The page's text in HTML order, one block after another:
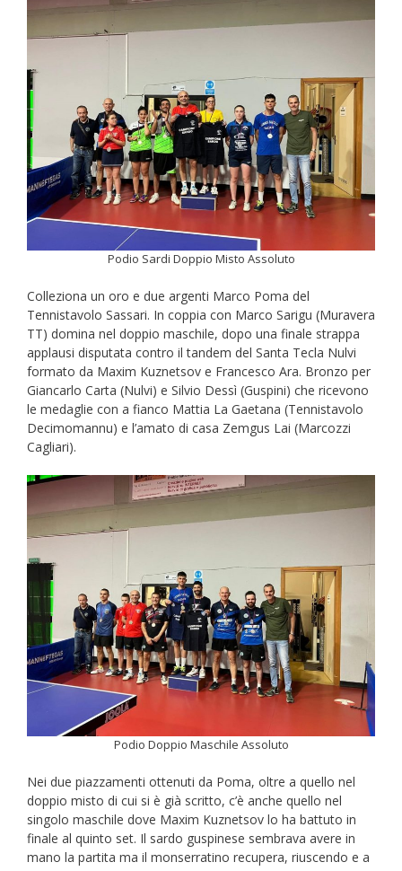
Podio Sardi Doppio Misto Assoluto
Colleziona un oro e due argenti Marco Poma del
Tennistavolo Sassari. In coppia con Marco Sarigu (Muravera
TT) domina nel doppio maschile, dopo una finale strappa
applausi disputata contro il tandem del Santa Tecla Nulvi
formato da Maxim Kuznetsov e Francesco Ara. Bronzo per
Giancarlo Carta (Nulvi) e Silvio Dessì (Guspini) che ricevono
le medaglie con a fianco Mattia La Gaetana (Tennistavolo
Decimomannu) e l’amato di casa Zemgus Lai (Marcozzi
Cagliari).
Podio Doppio Maschile Assoluto
Nei due piazzamenti ottenuti da Poma, oltre a quello nel
doppio misto di cui si è già scritto, c’è anche quello nel
singolo maschile dove Maxim Kuznetsov lo ha battuto in
finale al quinto set. Il sardo guspinese sembrava avere in
mano la partita ma il monserratino recupera, riuscendo e a